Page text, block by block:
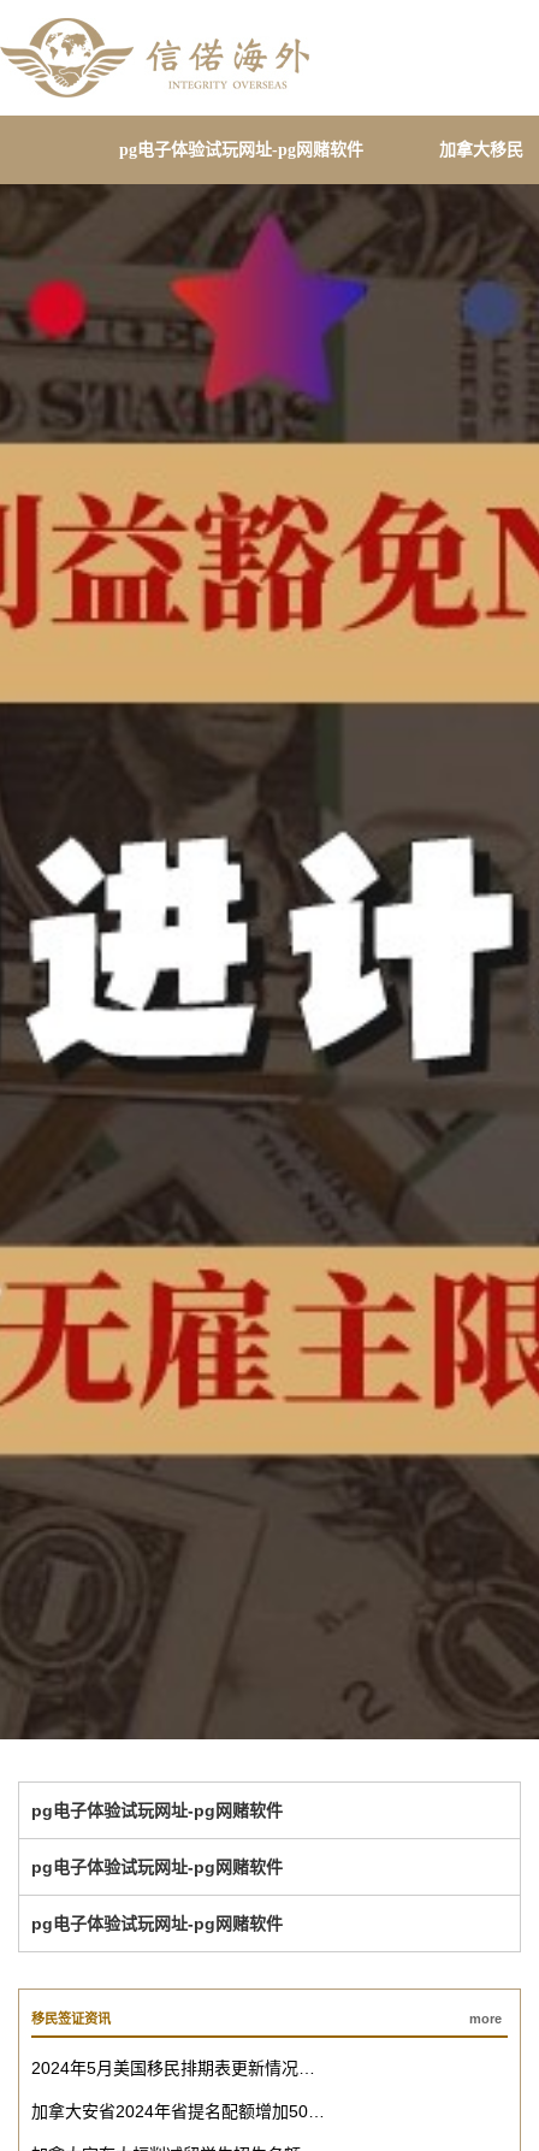
pg电子体验试玩网址-pg网赌软件 加拿大移民
pg电子体验试玩网址-pg网赌软件
pg电子体验试玩网址-pg网赌软件
pg电子体验试玩网址-pg网赌软件
移民签证资讯 more
2024年5月美国移民排期表更新情况…
加拿大安省2024年省提名配额增加50…